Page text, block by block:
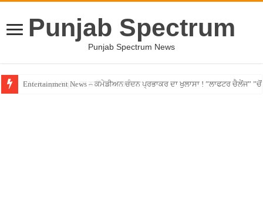
Punjab Spectrum
Punjab Spectrum News
Entertainment News – ਕਮੇਡੀਅਨ ਚੰਦਨ ਪ੍ਰਭਾਕਰ ਦਾ ਖੁਲਾਸਾ ! ”ਲਾਫਟਰ ਚੈਲੇਂਜ”